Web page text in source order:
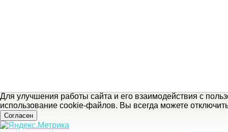
Для улучшения работы сайта и его взаимодействия с
использование cookie-файлов. Вы всегда можете
Согласен